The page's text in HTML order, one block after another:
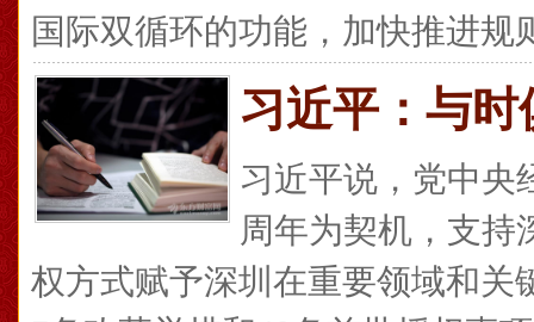
国际双循环的功能，加快推进规
习近平：与
习近平说，党中央
周年为契机，支持
权方式赋予深圳在重要领域和关